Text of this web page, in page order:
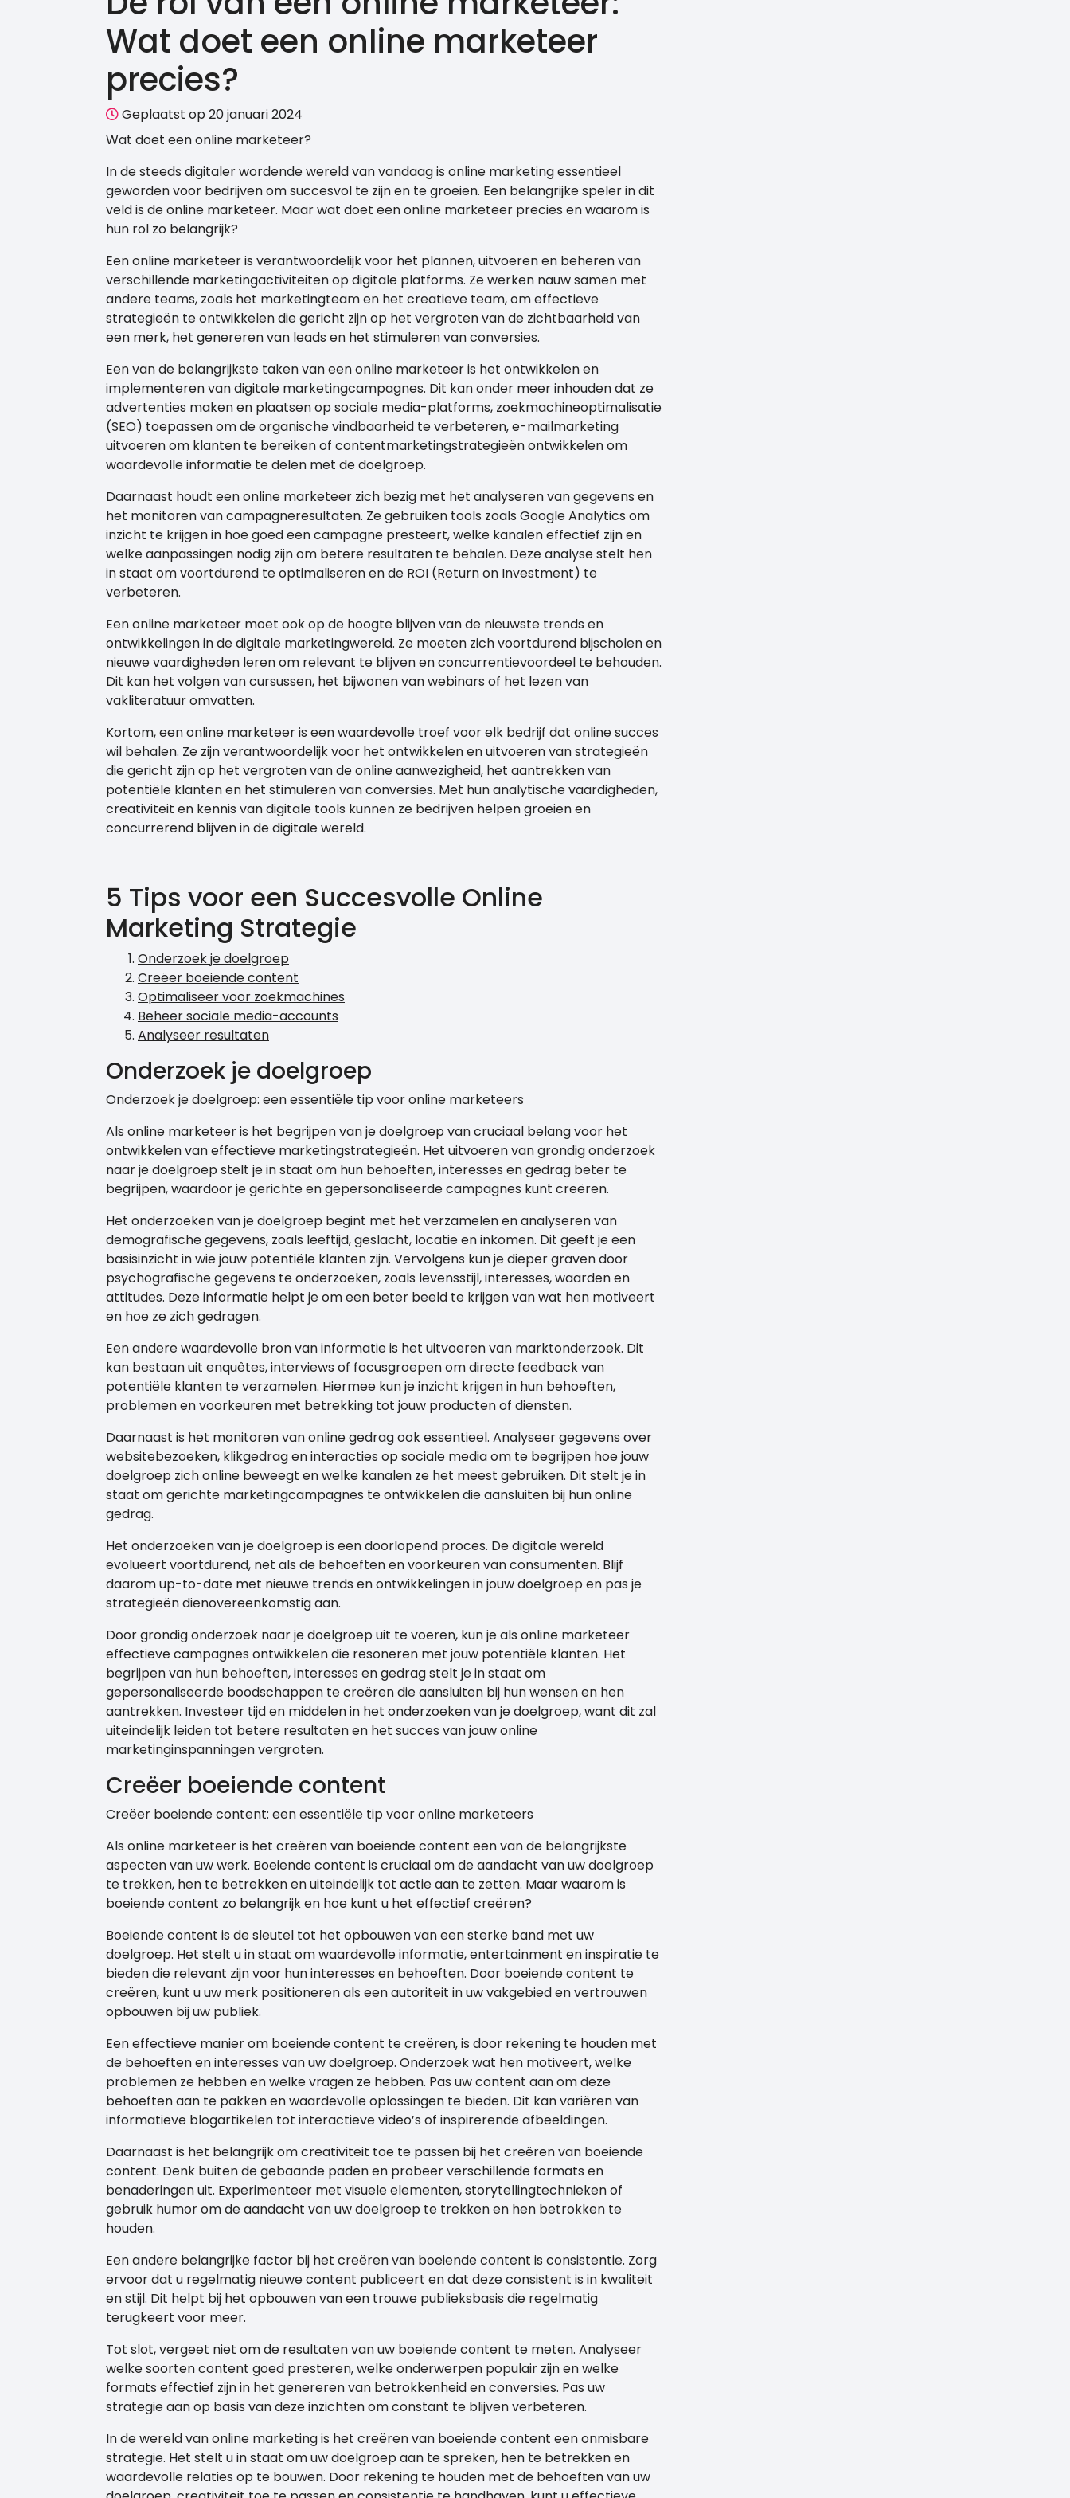
Wat doet een online marketeer
precies?
Geplaatst op 20 januari 2024
Wat doet een online marketeer?
In de steeds digitaler wordende wereld van vandaag is online marketing essentieel
geworden voor bedrijven om succesvol te zijn en te groeien. Een belangrijke speler in dit
veld is de online marketeer. Maar wat doet een online marketeer precies en waarom is
hun rol zo belangrijk?
Een online marketeer is verantwoordelijk voor het plannen, uitvoeren en beheren van
verschillende marketingactiviteiten op digitale platforms. Ze werken nauw samen met
andere teams, zoals het marketingteam en het creatieve team, om effectieve
strategieën te ontwikkelen die gericht zijn op het vergroten van de zichtbaarheid van
een merk, het genereren van leads en het stimuleren van conversies.
Een van de belangrijkste taken van een online marketeer is het ontwikkelen en
implementeren van digitale marketingcampagnes. Dit kan onder meer inhouden dat ze
advertenties maken en plaatsen op sociale media-platforms, zoekmachineoptimalisatie
(SEO) toepassen om de organische vindbaarheid te verbeteren, e-mailmarketing
uitvoeren om klanten te bereiken of contentmarketingstrategieën ontwikkelen om
waardevolle informatie te delen met de doelgroep.
Daarnaast houdt een online marketeer zich bezig met het analyseren van gegevens en
het monitoren van campagneresultaten. Ze gebruiken tools zoals Google Analytics om
inzicht te krijgen in hoe goed een campagne presteert, welke kanalen effectief zijn en
welke aanpassingen nodig zijn om betere resultaten te behalen. Deze analyse stelt hen
in staat om voortdurend te optimaliseren en de ROI (Return on Investment) te
verbeteren.
Een online marketeer moet ook op de hoogte blijven van de nieuwste trends en
ontwikkelingen in de digitale marketingwereld. Ze moeten zich voortdurend bijscholen en
nieuwe vaardigheden leren om relevant te blijven en concurrentievoordeel te behouden.
Dit kan het volgen van cursussen, het bijwonen van webinars of het lezen van
vakliteratuur omvatten.
Kortom, een online marketeer is een waardevolle troef voor elk bedrijf dat online succes
wil behalen. Ze zijn verantwoordelijk voor het ontwikkelen en uitvoeren van strategieën
die gericht zijn op het vergroten van de online aanwezigheid, het aantrekken van
potentiële klanten en het stimuleren van conversies. Met hun analytische vaardigheden,
creativiteit en kennis van digitale tools kunnen ze bedrijven helpen groeien en
concurrerend blijven in de digitale wereld.
5 Tips voor een Succesvolle Online
Marketing Strategie
Onderzoek je doelgroep
Creëer boeiende content
Optimaliseer voor zoekmachines
Beheer sociale media-accounts
Analyseer resultaten
Onderzoek je doelgroep
Onderzoek je doelgroep: een essentiële tip voor online marketeers
Als online marketeer is het begrijpen van je doelgroep van cruciaal belang voor het
ontwikkelen van effectieve marketingstrategieën. Het uitvoeren van grondig onderzoek
naar je doelgroep stelt je in staat om hun behoeften, interesses en gedrag beter te
begrijpen, waardoor je gerichte en gepersonaliseerde campagnes kunt creëren.
Het onderzoeken van je doelgroep begint met het verzamelen en analyseren van
demografische gegevens, zoals leeftijd, geslacht, locatie en inkomen. Dit geeft je een
basisinzicht in wie jouw potentiële klanten zijn. Vervolgens kun je dieper graven door
psychografische gegevens te onderzoeken, zoals levensstijl, interesses, waarden en
attitudes. Deze informatie helpt je om een beter beeld te krijgen van wat hen motiveert
en hoe ze zich gedragen.
Een andere waardevolle bron van informatie is het uitvoeren van marktonderzoek. Dit
kan bestaan uit enquêtes, interviews of focusgroepen om directe feedback van
potentiële klanten te verzamelen. Hiermee kun je inzicht krijgen in hun behoeften,
problemen en voorkeuren met betrekking tot jouw producten of diensten.
Daarnaast is het monitoren van online gedrag ook essentieel. Analyseer gegevens over
websitebezoeken, klikgedrag en interacties op sociale media om te begrijpen hoe jouw
doelgroep zich online beweegt en welke kanalen ze het meest gebruiken. Dit stelt je in
staat om gerichte marketingcampagnes te ontwikkelen die aansluiten bij hun online
gedrag.
Het onderzoeken van je doelgroep is een doorlopend proces. De digitale wereld
evolueert voortdurend, net als de behoeften en voorkeuren van consumenten. Blijf
daarom up-to-date met nieuwe trends en ontwikkelingen in jouw doelgroep en pas je
strategieën dienovereenkomstig aan.
Door grondig onderzoek naar je doelgroep uit te voeren, kun je als online marketeer
effectieve campagnes ontwikkelen die resoneren met jouw potentiële klanten. Het
begrijpen van hun behoeften, interesses en gedrag stelt je in staat om
gepersonaliseerde boodschappen te creëren die aansluiten bij hun wensen en hen
aantrekken. Investeer tijd en middelen in het onderzoeken van je doelgroep, want dit zal
uiteindelijk leiden tot betere resultaten en het succes van jouw online
marketinginspanningen vergroten.
Creëer boeiende content
Creëer boeiende content: een essentiële tip voor online marketeers
Als online marketeer is het creëren van boeiende content een van de belangrijkste
aspecten van uw werk. Boeiende content is cruciaal om de aandacht van uw doelgroep
te trekken, hen te betrekken en uiteindelijk tot actie aan te zetten. Maar waarom is
boeiende content zo belangrijk en hoe kunt u het effectief creëren?
Boeiende content is de sleutel tot het opbouwen van een sterke band met uw
doelgroep. Het stelt u in staat om waardevolle informatie, entertainment en inspiratie te
bieden die relevant zijn voor hun interesses en behoeften. Door boeiende content te
creëren, kunt u uw merk positioneren als een autoriteit in uw vakgebied en vertrouwen
opbouwen bij uw publiek.
Een effectieve manier om boeiende content te creëren, is door rekening te houden met
de behoeften en interesses van uw doelgroep. Onderzoek wat hen motiveert, welke
problemen ze hebben en welke vragen ze hebben. Pas uw content aan om deze
behoeften aan te pakken en waardevolle oplossingen te bieden. Dit kan variëren van
informatieve blogartikelen tot interactieve video’s of inspirerende afbeeldingen.
Daarnaast is het belangrijk om creativiteit toe te passen bij het creëren van boeiende
content. Denk buiten de gebaande paden en probeer verschillende formats en
benaderingen uit. Experimenteer met visuele elementen, storytellingtechnieken of
gebruik humor om de aandacht van uw doelgroep te trekken en hen betrokken te
houden.
Een andere belangrijke factor bij het creëren van boeiende content is consistentie. Zorg
ervoor dat u regelmatig nieuwe content publiceert en dat deze consistent is in kwaliteit
en stijl. Dit helpt bij het opbouwen van een trouwe publieksbasis die regelmatig
terugkeert voor meer.
Tot slot, vergeet niet om de resultaten van uw boeiende content te meten. Analyseer
welke soorten content goed presteren, welke onderwerpen populair zijn en welke
formats effectief zijn in het genereren van betrokkenheid en conversies. Pas uw
strategie aan op basis van deze inzichten om constant te blijven verbeteren.
In de wereld van online marketing is het creëren van boeiende content een onmisbare
strategie. Het stelt u in staat om uw doelgroep aan te spreken, hen te betrekken en
waardevolle relaties op te bouwen. Door rekening te houden met de behoeften van uw